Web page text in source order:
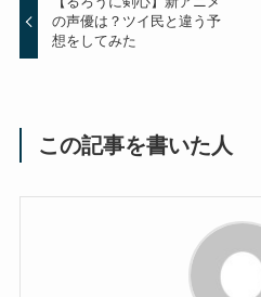
の声優は？ツイ民と違う予
想をしてみた
この記事を書いた人